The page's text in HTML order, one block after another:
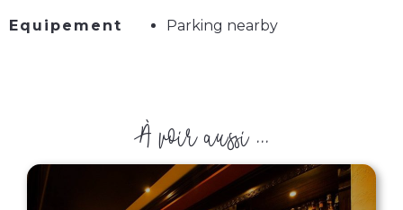
Equipement Parking nearby
À voir aussi ...